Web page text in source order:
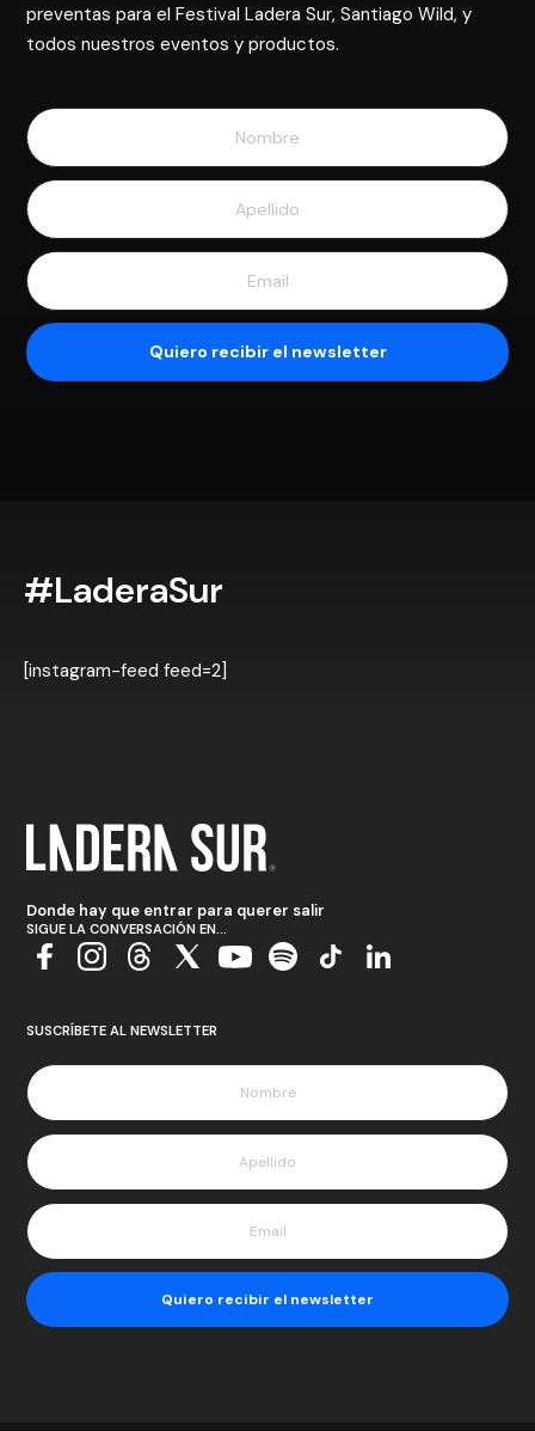
preventas para el Festival Ladera Sur, Santiago Wild, y
todos nuestros eventos y productos.
#LaderaSur
[instagram-feed feed=2]
Donde hay que entrar para querer salir
SIGUE LA CONVERSACIÓN EN...
SUSCRÍBETE AL NEWSLETTER